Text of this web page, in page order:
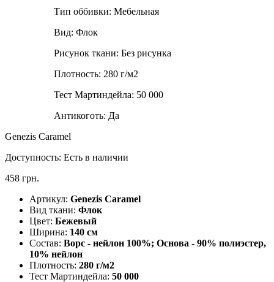
Тип оббивки: Мебельная
Вид: Флок
Рисунок ткани: Без рисунка
Плотность: 280 г/м2
Тест Мартиндейла: 50 000
Антикоготь: Да
Genezis Caramel
Доступность: Есть в наличии
458 грн.
Артикул: Genezis Caramel
Вид ткани: Флок
Цвет: Бежевый
Ширина: 140 см
Состав: Ворс - нейлон 100%; Основа - 90% полиэстер,
10% нейлон
Плотность: 280 г/м2
Тест Мартиндейла: 50 000